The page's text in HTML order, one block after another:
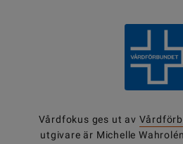
Vårdfokus ges ut av
utgivare är Michelle